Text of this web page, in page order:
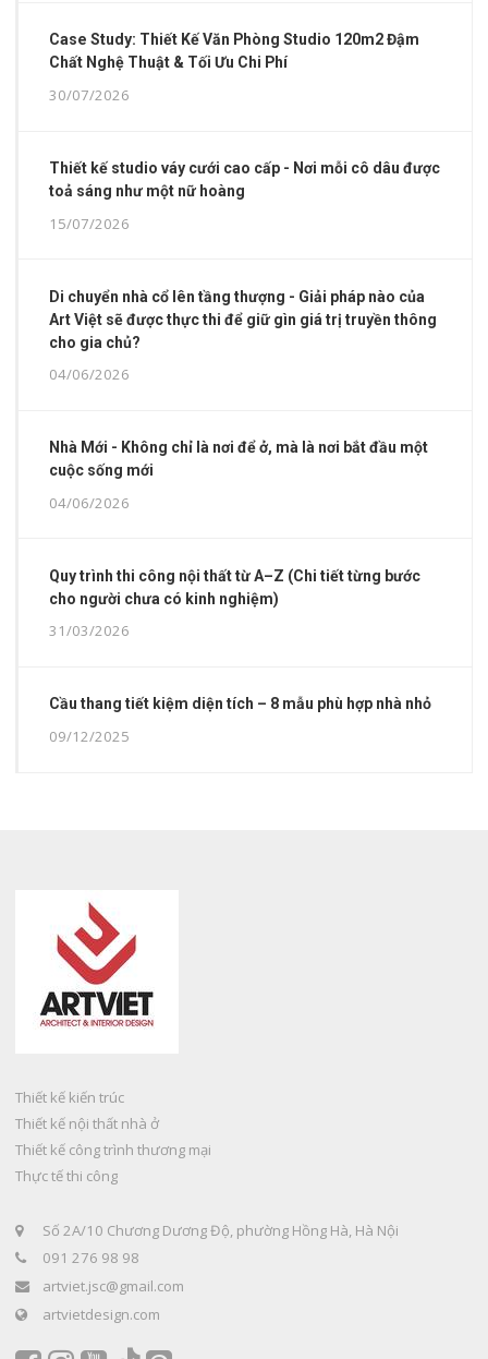
Case Study: Thiết Kế Văn Phòng Studio 120m2 Đậm
Chất Nghệ Thuật & Tối Ưu Chi Phí
30/07/2026
Thiết kế studio váy cưới cao cấp - Nơi mỗi cô dâu được
toả sáng như một nữ hoàng
15/07/2026
Di chuyển nhà cổ lên tầng thượng - Giải pháp nào của
Art Việt sẽ được thực thi để giữ gìn giá trị truyền thông
cho gia chủ?
04/06/2026
Nhà Mới - Không chỉ là nơi để ở, mà là nơi bắt đầu một
cuộc sống mới
04/06/2026
Quy trình thi công nội thất từ A–Z (Chi tiết từng bước
cho người chưa có kinh nghiệm)
31/03/2026
Cầu thang tiết kiệm diện tích – 8 mẫu phù hợp nhà nhỏ
09/12/2025
Thiết kế kiến trúc
Thiết kế nội thất nhà ở
Thiết kế công trình thương mại
Thực tế thi công
Số 2A/10 Chương Dương Độ, phường Hồng Hà, Hà Nội
091 276 98 98
artviet.jsc@gmail.com
artvietdesign.com